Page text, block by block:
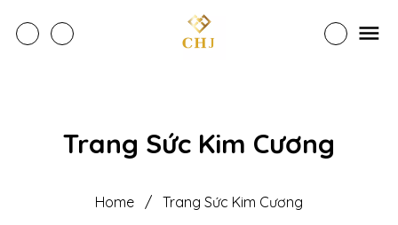
Trang Sức Kim Cương
Home / Trang Sức Kim Cương